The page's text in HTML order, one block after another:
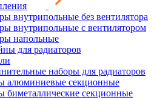
внутрипольные без вентилятора
внутрипольные с вентилятором
напольные
для радиаторов
наборы для радиаторов
алюминиевые секционные
биметаллические секционные